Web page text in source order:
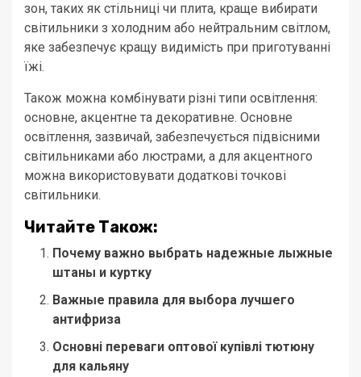
зон, таких як стільниці чи плита, краще вибирати
світильники з холодним або нейтральним світлом,
яке забезпечує кращу видимість при приготуванні
їжі.
Також можна комбінувати різні типи освітлення:
основне, акцентне та декоративне. Основне
освітлення, зазвичай, забезпечується підвісними
світильниками або люстрами, а для акцентного
можна використовувати додаткові точкові
світильники.
Читайте Також:
Почему важно выбрать надежные лыжные
штаны и куртку
Важные правила для выбора лучшего
антифриза
Основні переваги оптової купівлі тютюну
для кальяну